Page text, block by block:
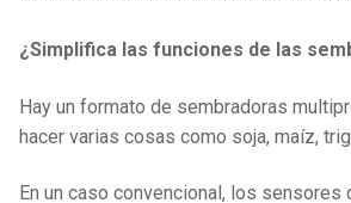
¿Simplifica las funciones de las
Hay un formato de sembradoras
hacer varias cosas como soja, maíz,
En un caso convencional, los sensores